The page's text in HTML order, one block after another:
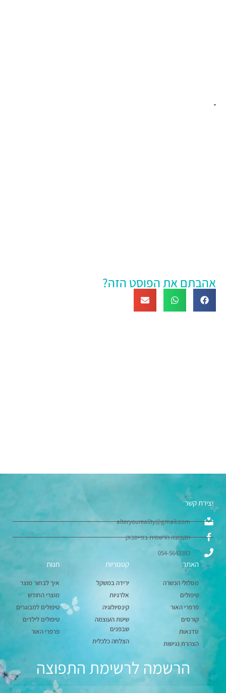
אהבתם את הפוסט הזה?
יצירת קשר
alteryoureality@gmail.com
הקבוצה הרשמית בפייסבוק
054-5643383
האתר
מסלולי הכשרה
טיפולים
פרפרי האור
קורסים
סדנאות
הצהרת נגישות
קטגוריות
ירידה במשקל
אלרגיות
קינסיולוגיה
שיטת העוצמה
שבפנים
הצלחה כלכלית
חנות
איך לבחור מוצר
מוצרי החודש
טיפולים למבוגרים
טיפולים לילדים
פרפרי האור
הרשמה לרשימת התפוצה